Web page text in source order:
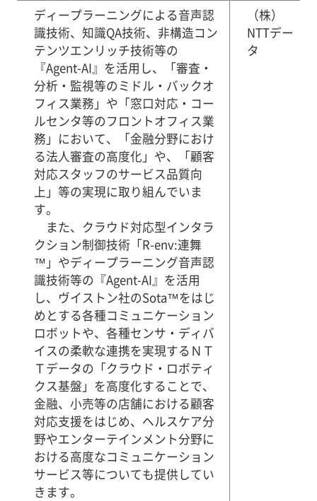
ディープラーニングによる音声認
識技術、知識QA技術、非構造コン
テンツエンリッチ技術等の
『Agent-AI』を活用し、「審査・
分析・監視等のミドル・バックオ
フィス業務」や「窓口対応・コー
ルセンタ等のフロントオフィス業
務」において、「金融分野におけ
る法人審査の高度化」や、「顧客
対応スタッフのサービス品質向
上」等の実現に取り組んでいま
す。
また、クラウド対応型インタラ
クション制御技術「R-env:連舞
™」やディープラーニング音声認
識技術等の『Agent-AI』を活用
し、ヴイストン社のSota™をはじ
めとする各種コミュニケーション
ロボットや、各種センサ・ディバ
イスの柔軟な連携を実現するＮＴ
Ｔデータの「クラウド・ロボティ
クス基盤」を高度化することで、
金融、小売等の店舗における顧客
対応支援をはじめ、ヘルスケア分
野やエンターテインメント分野に
おける高度なコミュニケーション
サービス等についても提供してい
きます。
（株）
NTTデー
タ